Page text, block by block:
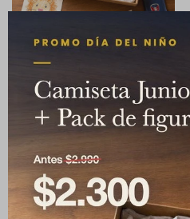
25/26 + Pack de figuritas
Albion FC
1.990 $ 2.100
5